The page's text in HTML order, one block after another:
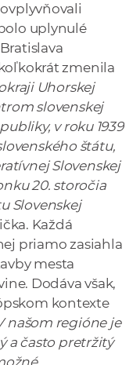
uplynulé
zmenila
Uhorskej
slovenskej
v roku 1939
štátu,
Slovenskej
20. storočia
Slovenskej
Každá
priamo zasiahla
mesta
Dodáva však,
kontexte
našom regióne je
a často pretržitý